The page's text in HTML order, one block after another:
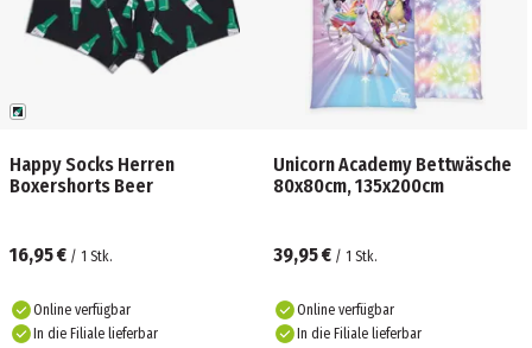
Happy Socks Herren
Boxershorts Beer
16,95 € / 1 Stk.
Online verfügbar
In die Filiale lieferbar
Unicorn Academy Bettwäsche
80x80cm, 135x200cm
39,95 € / 1 Stk.
Online verfügbar
In die Filiale lieferbar